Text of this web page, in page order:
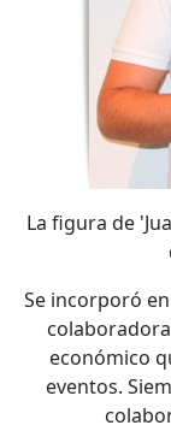
La figura de
Se incorporó
económico
eventos.